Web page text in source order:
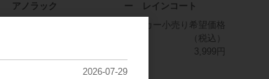
アノラック
ー レインコート
メーカー小売り希望価格
（税込）
3,999円
2026-07-29